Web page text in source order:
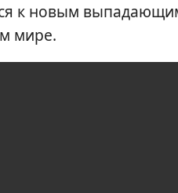
к новым
мире.